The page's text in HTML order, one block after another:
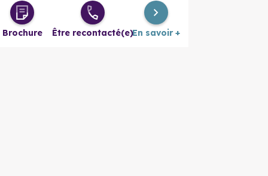
Brochure Être recontacté(e)En savoir +